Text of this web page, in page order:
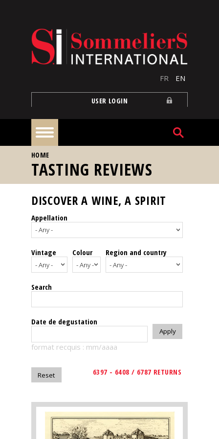
FR EN
USER LOGIN
Home
Our
events
Spirits
Tasting
reviews
The
magazine
Magazine
YOU ARE HERE
HOME
TASTING REVIEWS
DISCOVER A WINE, A SPIRIT
Appellation
Vintage Colour Region and country
Search
Date de degustation
format recquis : mm/aaaa
6397 - 6408 / 6787 RETURNS